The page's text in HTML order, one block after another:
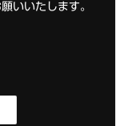
いいたします。